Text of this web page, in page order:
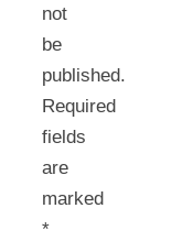
not
be
published.
Required
fields
are
marked
*